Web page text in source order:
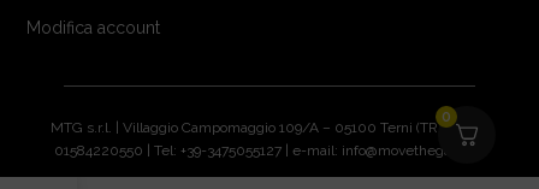
Modifica account
MTG s.r.l. | Villaggio Campomaggio 109/A – 05100 Terni (TR) | P.IVA:
01584220550 | Tel: +39-3475055127 | e-mail: info@movethegame.it
0